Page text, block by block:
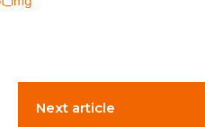
Next article